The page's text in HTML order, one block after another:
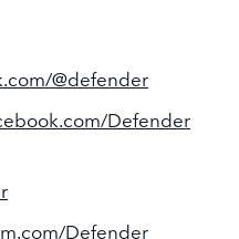
@defender
Defender
Defender